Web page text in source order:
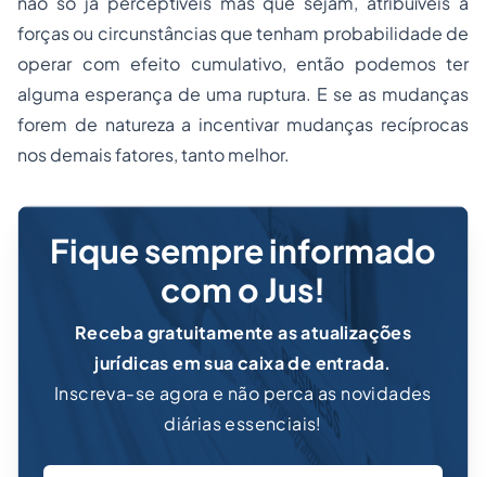
forças ou circunstâncias que tenham probabilidade de
operar com efeito cumulativo, então podemos ter
alguma esperança de uma ruptura. E se as mudanças
forem de natureza a incentivar mudanças recíprocas
nos demais fatores, tanto melhor.
Fique sempre informado
com o Jus!
Receba gratuitamente as atualizações
jurídicas em sua caixa de entrada.
Inscreva-se agora e não perca as novidades
diárias essenciais!